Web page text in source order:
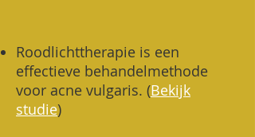
Roodlichttherapie is een
effectieve behandelmethode
voor acne vulgaris. (Bekijk
studie)